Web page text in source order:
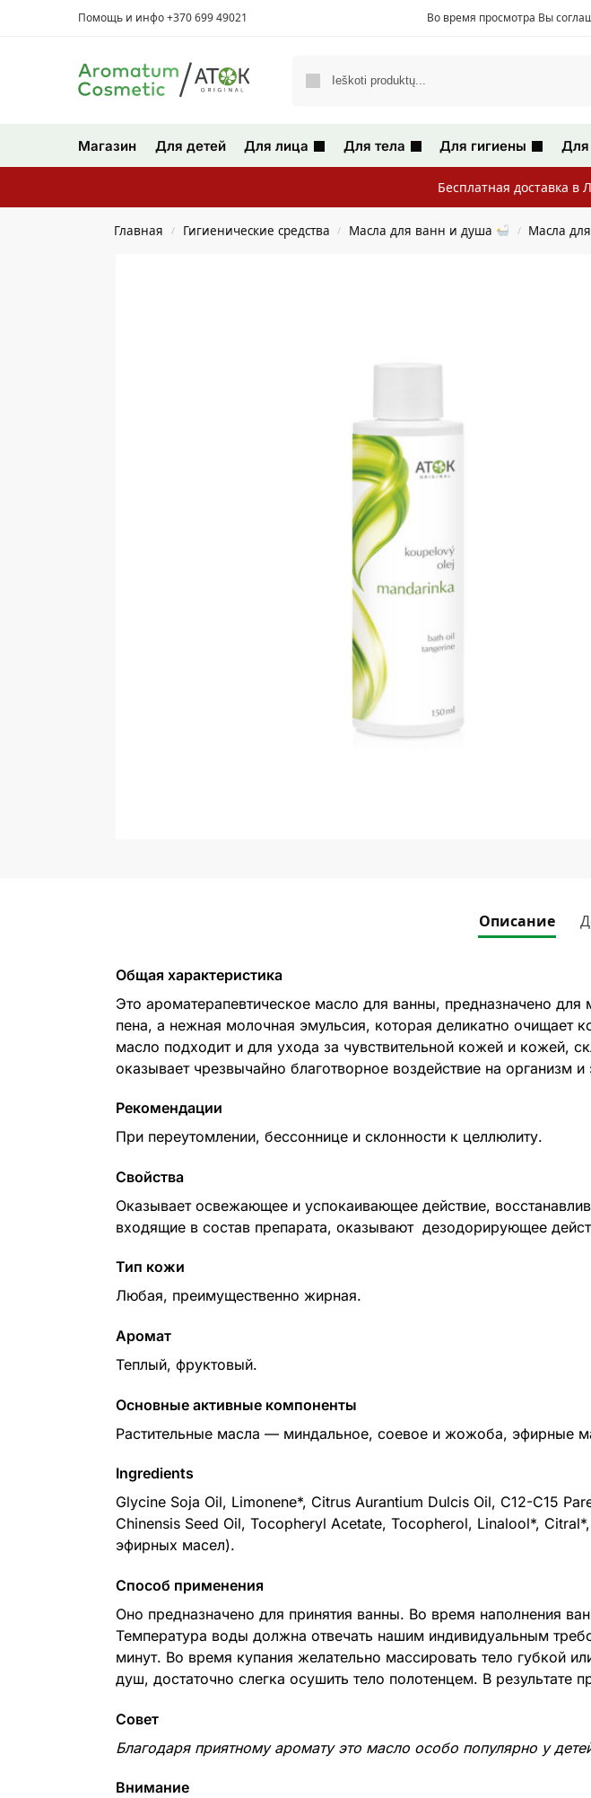
Помощь и инфо +370 699 49021 Во время просмотра Вы
Магазин Для детей Для лица Для тела Для гигиены
Бесплатная доставка в
Главная / Гигиенические средства / Масла для ванн и душа / Масла
Описание
Общая характеристика
Это ароматерапевтическое масло для ванны, предназначено
пена, а нежная молочная эмульсия, которая деликатно
масло подходит и для ухода за чувствительной кожей и кожей,
оказывает чрезвычайно благотворное воздействие на организм
Рекомендации
При переутомлении, бессоннице и склонности к целлюлиту.
Свойства
Оказывает освежающее и успокаивающее действие,
входящие в состав препарата, оказывают дезодорирующее
Тип кожи
Любая, преимущественно жирная.
Аромат
Теплый, фруктовый.
Основные активные компоненты
Растительные масла — миндальное, соевое и жожоба, эфирные
Ingredients
Glycine Soja Oil, Limonene*, Citrus Aurantium Dulcis Oil, C12-C15
Chinensis Seed Oil, Tocopheryl Acetate, Tocopherol, Linalool*,
эфирных масел).
Способ применения
Оно предназначено для принятия ванны. Во время наполнения
Температура воды должна отвечать нашим индивидуальным
минут. Во время купания желательно массировать тело губкой
душ, достаточно слегка осушить тело полотенцем. В
Совет
Благодаря приятному аромату это масло особо популярно у
Внимание